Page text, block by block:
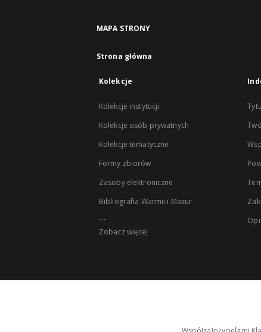
MAPA STRONY
Strona główna
Kolekcje
Kolekcje instytucji
Kolekcje osób prywatnych
Kolekcje tematyczne
Formy zbiorów
Zasoby elektroniczne
Bibliografia Warmii i Mazur
...
Zobacz więcej